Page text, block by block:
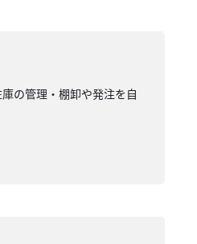
の管理・棚卸や発注を自